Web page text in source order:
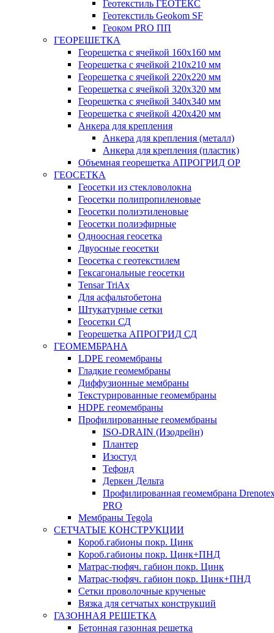
Геотекстиль ГЕОТЕКС
Геотекстиль Geokom SF
Геоком PRO ПП
ГЕОРЕШЕТКА
Георешетка с ячейкой 160х160 мм
Георешетка с ячейкой 210х210 мм
Георешетка с ячейкой 220х220 мм
Георешетка с ячейкой 320х320 мм
Георешетка с ячейкой 340х340 мм
Георешетка с ячейкой 420х420 мм
Анкера для крепления
Анкера для крепления (металл)
Анкера для крепления (пластик)
Объемная георешетка АПРОГРИД ОР
ГЕОСЕТКА
Геосетки из стекловолокна
Геосетки полипропиленовые
Геосетки полиэтиленовые
Геосетки полиэфирные
Одноосная геосетка
Двуосные геосетки
Геосетка с геотекстилем
Гексагональные геосетки
Tensar TriAx
Для асфальтобетона
Штукатурные сетки
Геосетки СД
Георешетка АПРОГРИД СД
ГЕОМЕМБРАНА
LDPE геомембраны
Гладкие геомембраны
Диффузионные мембраны
Текстурированные геомембраны
HDPE геомембраны
Профилированные геомембраны
ISO-DRAIN (Изодрейн)
Плантер
Изостуд
Тефонд
Деркен Дельта
Профилированная геомембрана
PRO
Мембраны Tegola
СЕТЧАТЫЕ КОНСТРУКЦИИ
Короб.габионы покр. Цинк
Короб.габионы покр. Цинк+ПНД
Матрас-тюфяч. габион покр. Цинк
Матрас-тюфяч. габион покр. Цинк+ПНД
Сетки проволочные крученые
Вязка для сетчатых конструкций
ГАЗОННАЯ РЕШЕТКА
Бетонная газонная решетка